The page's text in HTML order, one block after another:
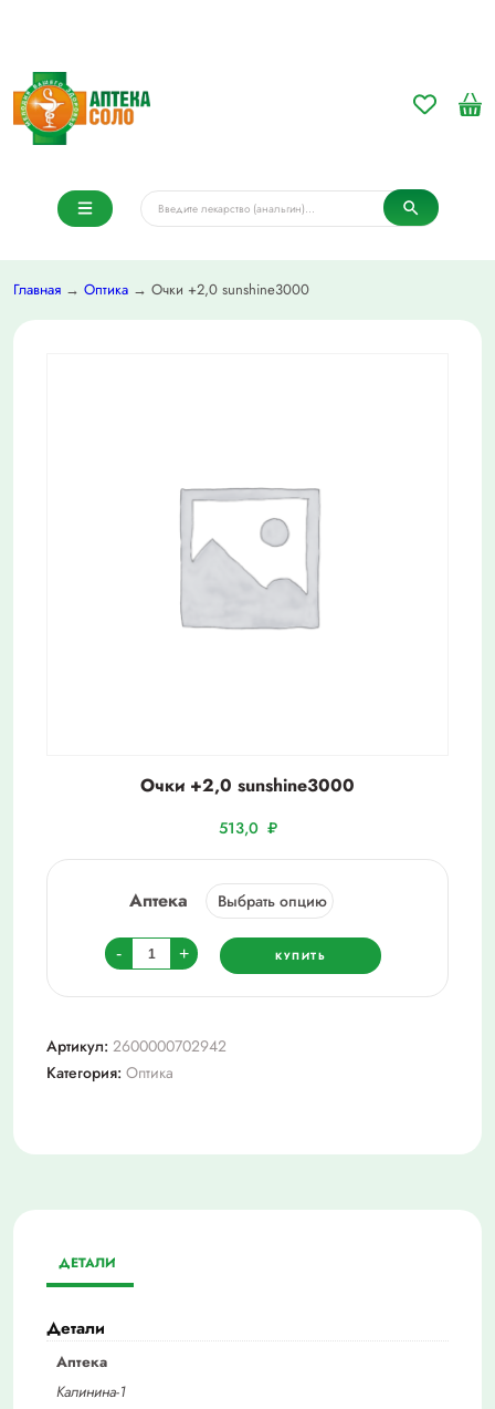
Главная → Оптика → Очки +2,0 sunshine3000
Очки +2,0 sunshine3000
513,0 ₽
Аптека
-
Количество
товара
Очки
sunshine3000
+ КУПИТЬ
Артикул: 2600000702942
Категория: Оптика
ДЕТАЛИ
Детали
Аптека
Калинина-1